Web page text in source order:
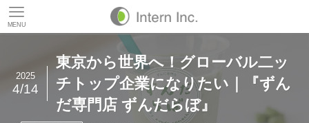
MENU
東京から世界へ！グローバル二ッ
チトップ企業になりたい｜『ずん
だ専門店 ずんだらぼ』
2025
4/14